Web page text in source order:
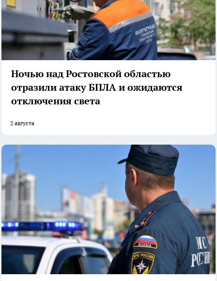
Ночью над Ростовской областью
отразили атаку БПЛА и ожидаются
отключения света
2 августа